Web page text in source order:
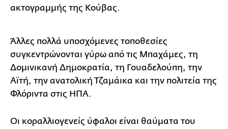
ακτογραμμής της Κούβας.
Άλλες πολλά υποσχόμενες τοποθεσίες
συγκεντρώνονται γύρω από τις Μπαχάμες, τη
Δομινικανή Δημοκρατία, τη Γουαδελούπη, την
Αϊτή, την ανατολική Τζαμάικα και την πολιτεία της
Φλόριντα στις ΗΠΑ.
Οι κοραλλιογενείς ύφαλοι είναι θαύματα του